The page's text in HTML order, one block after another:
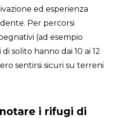
ed esperienza
Per percorsi
(ad esempio
solito hanno dai 10 ai 12
sentirsi sicuri su terreni
i rifugi di